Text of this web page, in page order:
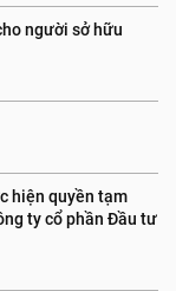
người sở hữu
hiện quyền tạm
ty cổ phần Đầu tư